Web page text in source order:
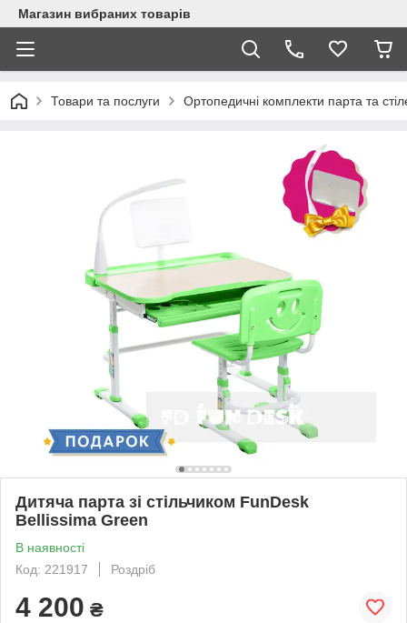
Магазин вибраних товарів
Товари та послуги Ортопедичні комплекти парта та
Дитяча парта зі стільчиком FunDesk
Bellissima Green
В наявності
Код: 221917
Роздріб
4 200 ₴